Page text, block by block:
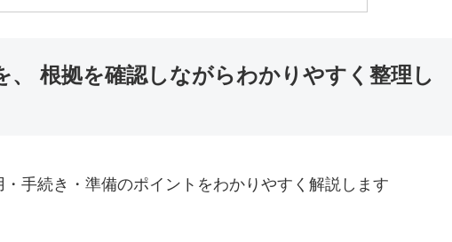
、 根拠を確認しながらわかりやすく整理し
手続き・準備のポイントをわかりやすく解説します